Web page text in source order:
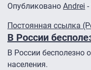
Опубликовано Andrei
Постоянная ссылка
В России
В России бесполезно
населения.